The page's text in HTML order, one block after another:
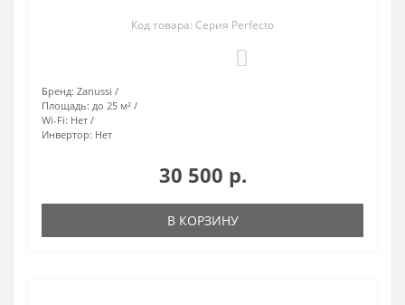
Код товара: Серия Perfecto
Бренд: Zanussi
Площадь: до 25 м²
Wi-Fi: Нет
Инвертор: Нет
30 500 р.
В КОРЗИНУ